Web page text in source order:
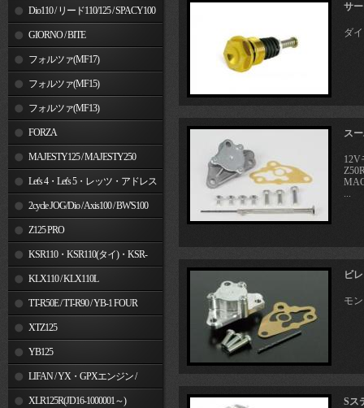
Dio110 / リード110/125 / SPACY100
GIORNO / BITE
フォルツァ(MF17)
フォルツァ(MF15)
フォルツァ(MF13)
FORZA
MAJESTY125 / MAJESTY250
Let's 4・Let's 5・レッツ・アドレス
V50 2cycle JOG/Dio / Axis100 / BW'S100
Z125 PRO
KSR110・KSR110(タイ)・KSR-
I/II・KSR PRO
KLX110 / KLX110L
TT-R50E / TT-R90 / YB-1 FOUR
XTZ125
YB125
LIFAN / YX・GPXエンジン /
JinchengXLR125R(JD16-1000001～)
サ
ダ
ス
12V
...
ビ
モ
Sス